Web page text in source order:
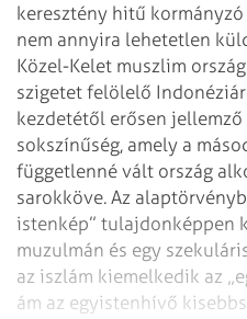
keresztény hitű
nem annyira lehetetlen
Közel-Kelet muszlim
szigetet felölelő
kezdetétől erősen
sokszínűség, amely a
függetlenné vált ország
sarokköve. Az
istenkép” tulajdonképpen
muzulmán és egy
az iszlám kiemelkedik az
ám az egyistenhívő